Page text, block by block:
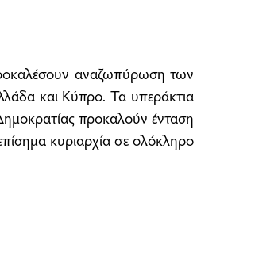
αναζωπύρωση των
και Κύπρο. Τα υπεράκτια
προκαλούν ένταση
κυριαρχία σε ολόκληρο